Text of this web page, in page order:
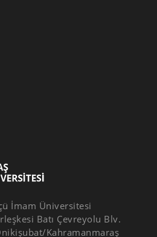
İmam Üniversitesi
Batı Çevreyolu Blv.
Kahramanmaraş